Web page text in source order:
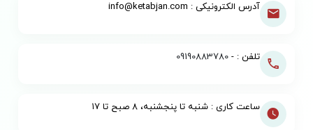
آدرس الکترونیکی : info@ketabjan.com
تلفن : -09190883780
ساعت کاری : شنبه تا پنجشنبه، ۸ صبح تا ۱۷